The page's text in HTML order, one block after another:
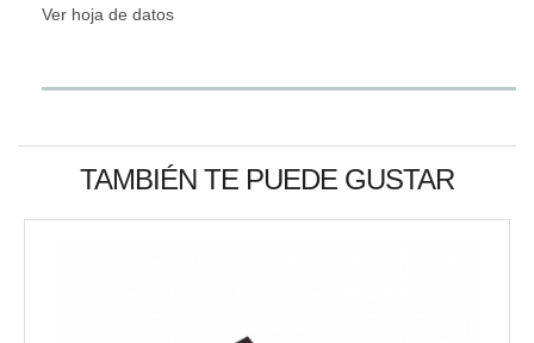
Ver hoja de datos
TAMBIÉN TE PUEDE GUSTAR